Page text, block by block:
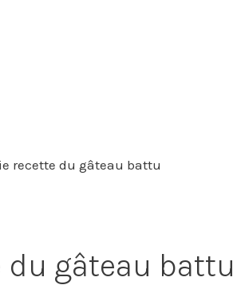
recette du gâteau battu
du gâteau battu